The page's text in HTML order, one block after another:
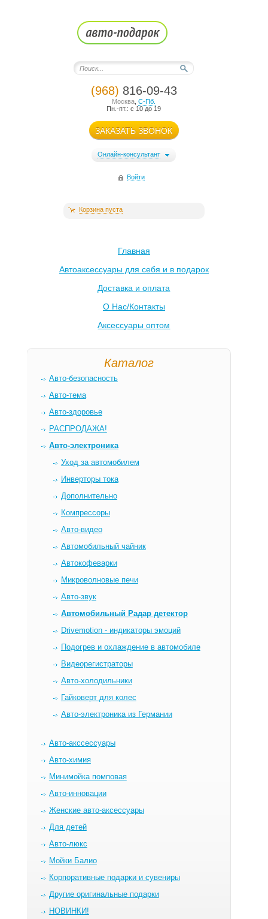
(968) 816-09-43
Москва ,С-Пб.
Пн.-пт.: с 10 до 19
ЗАКАЗАТЬ ЗВОНОК
Онлайн-консультант
Войти
Корзина пуста
Главная
Автоаксессуары для себя и в подарок
Доставка и оплата
О Нас/Контакты
Аксессуары оптом
Каталог
Авто-безопасность
Авто-тема
Авто-здоровье
РАСПРОДАЖА!
Авто-электроника
Уход за автомобилем
Инверторы тока
Дополнительно
Компрессоры
Авто-видео
Автомобильный чайник
Автокофеварки
Микроволновые печи
Авто-звук
Автомобильный Радар детектор
Drivemotion - индикаторы эмоций
Подогрев и охлаждение в автомобиле
Видеорегистраторы
Авто-холодильники
Гайковерт для колес
Авто-электроника из Германии
Авто-акссессуары
Авто-химия
Минимойка помповая
Авто-инновации
Женские авто-аксессуары
Для детей
Авто-люкс
Мойки Балио
Корпоративные подарки и сувениры
Другие оригинальные подарки
НОВИНКИ!